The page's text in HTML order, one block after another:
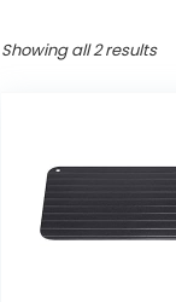
Showing all 2 results